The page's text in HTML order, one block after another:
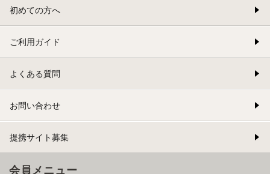
初めての方へ
ご利用ガイド
よくある質問
お問い合わせ
提携サイト募集
会員メニュー